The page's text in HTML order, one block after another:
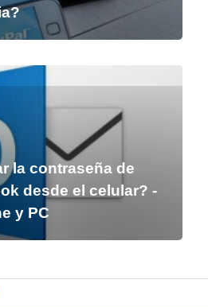
la contraseña de
desde el celular? -
y PC